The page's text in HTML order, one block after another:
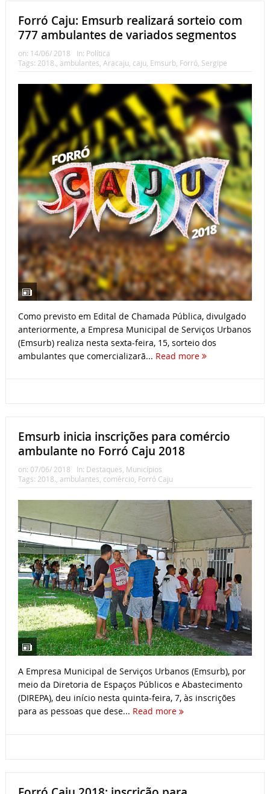
Forró Caju: Emsurb realizará sorteio com
777 ambulantes de variados segmentos
on: 14/06/ 2018 In: Política
Tags: 2018., ambulantes, Aracaju, caju, Emsurb, Forró, Sergipe
Como previsto em Edital de Chamada Pública, divulgado
anteriormente, a Empresa Municipal de Serviços Urbanos
(Emsurb) realiza nesta sexta-feira, 15, sorteio dos
ambulantes que comercializarã... Read more
Emsurb inicia inscrições para comércio
ambulante no Forró Caju 2018
on: 07/06/ 2018 In: Destaques Municípios
Tags: 2018. ambulantes comércio, Forró Caju
A Empresa Municipal de Serviços Urbanos (Emsurb), por
meio da Diretoria de Espaços Públicos e Abastecimento
(DIREPA), deu início nesta quinta-feira, 7, às inscrições
para as pessoas que dese... Read more